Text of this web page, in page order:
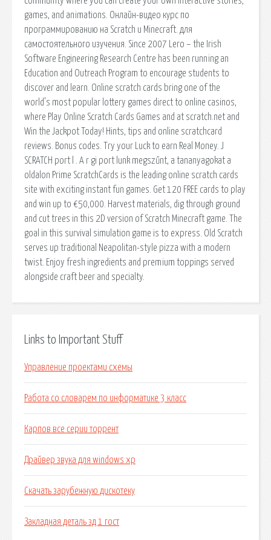
games, and animations. Онлайн-видео курс по
программированию на Scratch и Minecraft. для
самостоятельного изучения. Since 2007 Lero – the Irish
Software Engineering Research Centre has been running an
Education and Outreach Program to encourage students to
discover and learn. Online scratch cards bring one of the
world’s most popular lottery games direct to online casinos,
where Play Online Scratch Cards Games and at scratch.net and
Win the Jackpot Today! Hints, tips and online scratchcard
reviews. Bonus codes. Try your Luck to earn Real Money. J
SCRATCH port l . A r gi port lunk megszűnt, a tananyagokat a
oldalon Prime ScratchCards is the leading online scratch cards
site with exciting instant fun games. Get 120 FREE cards to play
and win up to €50,000. Harvest materials, dig through ground
and cut trees in this 2D version of Scratch Minecraft game. The
goal in this survival simulation game is to express. Old Scratch
serves up traditional Neapolitan-style pizza with a modern
twist. Enjoy fresh ingredients and premium toppings served
alongside craft beer and specialty.
Links to Important Stuff
Управление проектами схемы
Работа со словарем по информатике 3 класс
Карпов все серии торрент
Драйвер звука для windows xp
Скачать зарубежную дискотеку
Закладная деталь зд 1 гост